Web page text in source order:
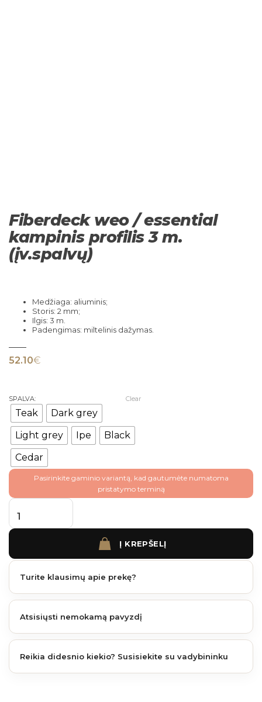
Fiberdeck weo / essential
kampinis profilis 3 m.
(įv.spalvų)
Medžiaga: aliuminis;
Storis: 2 mm;
Ilgis: 3 m.
Padengimas: miltelinis dažymas.
52.10€
SPALVA:
Teak
Dark grey
Light grey
Ipe
Black
Cedar
Clear
Pasirinkite gaminio variantą, kad gautumėte numatoma
pristatymo terminą
produkto kiekis: Fiberdeck weo / essential kampinis profilis 3 m. (įv.spalvų)
Į KREPŠELĮ
Turite klausimų apie prekę?
Atsisiųsti nemokamą pavyzdį
Reikia didesnio kiekio? Susisiekite su vadybininku